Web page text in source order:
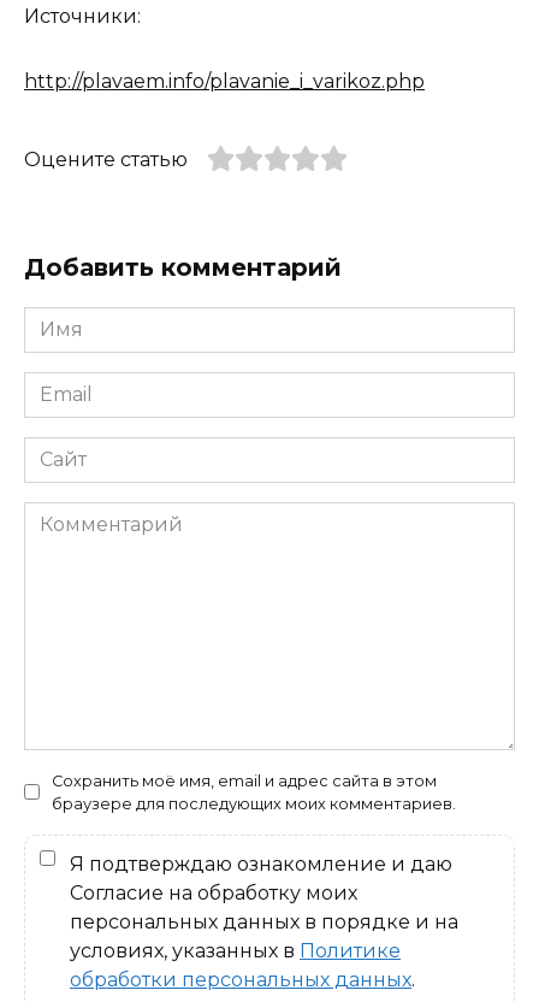
Источники:
http://plavaem.info/plavanie_i_varikoz.php
Оцените статью
Добавить комментарий
Имя
*
Email
*
Сайт
Комментарий
Сохранить моё имя, email и адрес сайта в этом
браузере для последующих моих комментариев.
Я подтверждаю ознакомление и даю
Согласие на обработку моих
персональных данных в порядке и на
условиях, указанных в Политике
обработки персональных данных.